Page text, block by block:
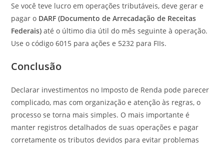
Se você teve lucro em operações tributáveis, deve gerar e
pagar o DARF (Documento de Arrecadação de Receitas
Federais) até o último dia útil do mês seguinte à operação.
Use o código 6015 para ações e 5232 para FIIs.
Conclusão
Declarar investimentos no Imposto de Renda pode parecer
complicado, mas com organização e atenção às regras, o
processo se torna mais simples. O mais importante é
manter registros detalhados de suas operações e pagar
corretamente os tributos devidos para evitar problemas